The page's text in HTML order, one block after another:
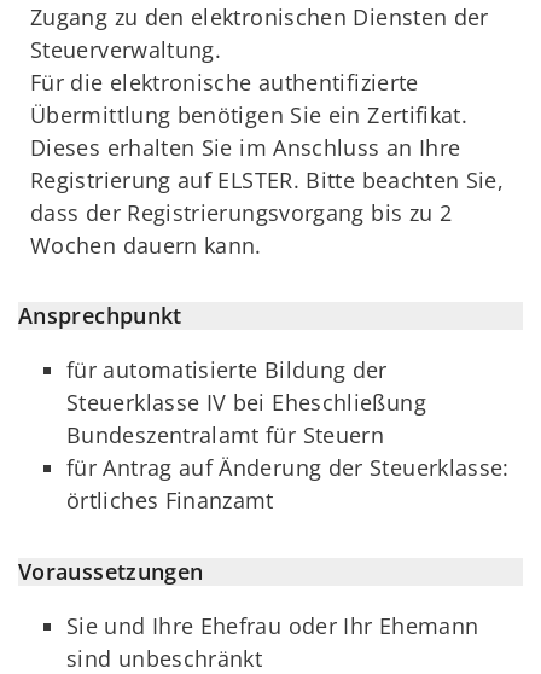
Zugang zu den elektronischen Diensten der
Steuerverwaltung.
Für die elektronische authentifizierte
Übermittlung benötigen Sie ein Zertifikat.
Dieses erhalten Sie im Anschluss an Ihre
Registrierung auf ELSTER. Bitte beachten Sie,
dass der Registrierungsvorgang bis zu 2
Wochen dauern kann.
Ansprechpunkt
für automatisierte Bildung der
Steuerklasse IV bei Eheschließung
Bundeszentralamt für Steuern
für Antrag auf Änderung der Steuerklasse:
örtliches Finanzamt
Voraussetzungen
Sie und Ihre Ehefrau oder Ihr Ehemann
sind unbeschränkt